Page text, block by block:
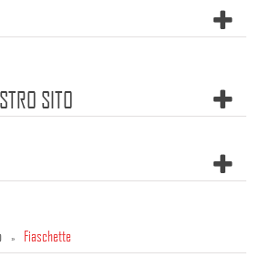
SITO
» Fiaschette